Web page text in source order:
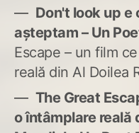
Don't look up
așteptam – Un
Escape – un film
reală din Al Doilea
The Great
o întâmplare reală